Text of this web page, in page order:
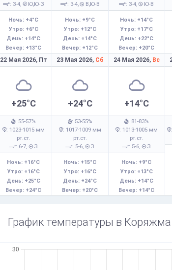
: 3-4,
Ю,Ю-З
Ночь: +4°C
Утро: +6°C
День: +14°C
Вечер: +13°C
: 3-4, В,Ю-В
Ночь: +9°C
Утро: +12°C
День: +14°C
Вечер: +12°C
: 3-4,
Ю-В
Ночь: +14°C
Утро: +17°C
День: +22°C
Вечер: +20°C
22 Мая 2026, Пт
+25°C
: 55-57%
: 1023-1015 мм
рт.ст.
: 6-7,
З
Ночь: +16°C
Утро: +16°C
День: +25°C
Вечер: +24°C
23 Мая 2026, Сб
+24°C
: 53-55%
: 1017-1009 мм
рт.ст.
: 5-6,
З
Ночь: +15°C
Утро: +16°C
День: +24°C
Вечер: +20°C
24 Мая 2026, Вс
+14°C
: 81-83%
: 1013-1005 мм
рт.ст.
: 5-6,
З
Ночь: +9°C
Утро: +13°C
День: +14°C
Вечер: +14°C
График температуры в Коряжма